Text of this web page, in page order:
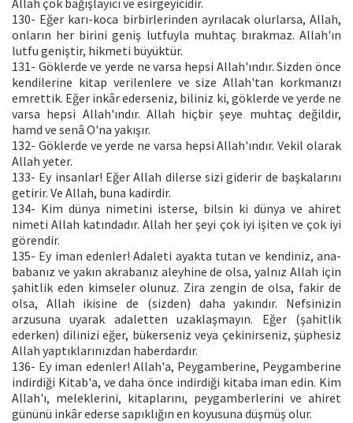
Allah çok bağışlayıcı ve esirgeyicidir.
130- Eğer karı-koca birbirlerinden ayrılacak olurlarsa, Allah,
onların her birini geniş lutfuyla muhtaç bırakmaz. Allah'ın
lutfu geniştir, hikmeti büyüktür.
131- Göklerde ve yerde ne varsa hepsi Allah'ındır. Sizden önce
kendilerine kitap verilenlere ve size Allah'tan korkmanızı
emrettik. Eğer inkâr ederseniz, biliniz ki, göklerde ve yerde ne
varsa hepsi Allah'ındır. Allah hiçbir şeye muhtaç değildir,
hamd ve senâ O'na yakışır.
132- Göklerde ve yerde ne varsa hepsi Allah'ındır. Vekil olarak
Allah yeter.
133- Ey insanlar! Eğer Allah dilerse sizi giderir de başkalarını
getirir. Ve Allah, buna kadirdir.
134- Kim dünya nimetini isterse, bilsin ki dünya ve ahiret
nimeti Allah katındadır. Allah her şeyi çok iyi işiten ve çok iyi
görendir.
135- Ey iman edenler! Adaleti ayakta tutan ve kendiniz, ana-
babanız ve yakın akrabanız aleyhine de olsa, yalnız Allah için
şahitlik eden kimseler olunuz. Zira zengin de olsa, fakir de
olsa, Allah ikisine de (sizden) daha yakındır. Nefsinizin
arzusuna uyarak adaletten uzaklaşmayın. Eğer (şahitlik
ederken) dilinizi eğer, bükerseniz veya çekinirseniz, şüphesiz
Allah yaptıklarınızdan haberdardır.
136- Ey iman edenler! Allah'a, Peygamberine, Peygamberine
indirdiği Kitab'a, ve daha önce indirdiği kitaba iman edin. Kim
Allah'ı, meleklerini, kitaplarını, peygamberlerini ve ahiret
gününü inkâr ederse sapıklığın en koyusuna düşmüş olur.